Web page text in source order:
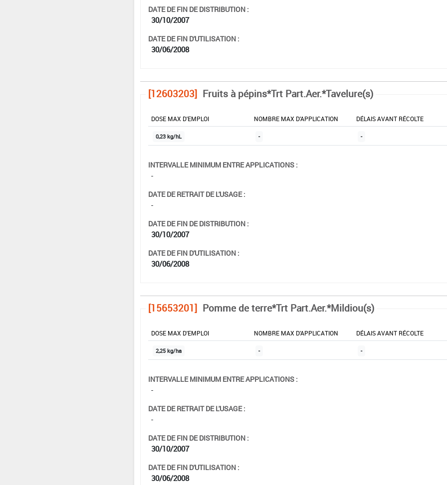
DATE DE FIN DE DISTRIBUTION :
30/10/2007
DATE DE FIN D'UTILISATION :
30/06/2008
[12603203] Fruits à pépins*Trt Part.Aer.*Tavelure(s)
DOSE MAX D'EMPLOI NOMBRE MAX D'APPLICATION DÉLAIS AVANT RÉCOLTE
0,23 kg/hL - -
INTERVALLE MINIMUM ENTRE APPLICATIONS :
-
DATE DE RETRAIT DE L'USAGE :
-
DATE DE FIN DE DISTRIBUTION :
30/10/2007
DATE DE FIN D'UTILISATION :
30/06/2008
[15653201] Pomme de terre*Trt Part.Aer.*Mildiou(s)
DOSE MAX D'EMPLOI NOMBRE MAX D'APPLICATION DÉLAIS AVANT RÉCOLTE
2,25 kg/ha - -
INTERVALLE MINIMUM ENTRE APPLICATIONS :
-
DATE DE RETRAIT DE L'USAGE :
-
DATE DE FIN DE DISTRIBUTION :
30/10/2007
DATE DE FIN D'UTILISATION :
30/06/2008